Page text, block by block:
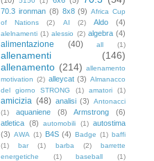
70.3 ironman (8) 8x8 (9) Africa Cup
of Nations
(2) AI (2) Aldo (4)
alelnamenti (1) alessio (2) algebra (4)
alimentazione (40) all (1)
allenamenti
(146)
allenamento (214) allenamento
motivation (2) alleycat (3) Almanacco
del giorno STRONG
(1) amatori (1)
amicizia (48) analisi (3)
Antonacci
(1)
aquaniene (8) Armstrong
(6)
atletica (8) automobili (1) autostima
(3) AWA (1) B4S (4) Badge (1) baffi
(1)
bar (1) barba (2)
barrette
energetiche
(1) baseball
(1)